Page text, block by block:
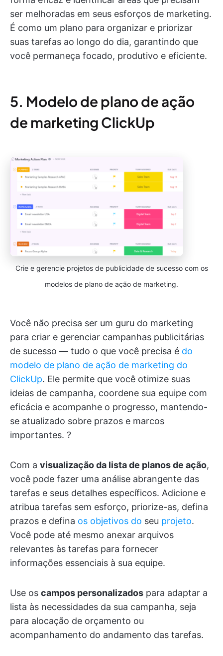
ser melhoradas em seus esforços de marketing.
É como um plano para organizar e priorizar
suas tarefas ao longo do dia, garantindo que
você permaneça focado, produtivo e eficiente.
5. Modelo de plano de ação
de marketing ClickUp
Crie e gerencie projetos de publicidade de sucesso com os
modelos de plano de ação de marketing.
Você não precisa ser um guru do marketing
para criar e gerenciar campanhas publicitárias
de sucesso — tudo o que você precisa é do
modelo de plano de ação de marketing do
ClickUp. Ele permite que você otimize suas
ideias de campanha, coordene sua equipe com
eficácia e acompanhe o progresso, mantendo-
se atualizado sobre prazos e marcos
importantes. ?
Com a visualização da lista de planos de ação,
você pode fazer uma análise abrangente das
tarefas e seus detalhes específicos. Adicione e
atribua tarefas sem esforço, priorize-as, defina
prazos e defina os objetivos do seu projeto.
Você pode até mesmo anexar arquivos
relevantes às tarefas para fornecer
informações essenciais à sua equipe.
Use os campos personalizados para adaptar a
lista às necessidades da sua campanha, seja
para alocação de orçamento ou
acompanhamento do andamento das tarefas.